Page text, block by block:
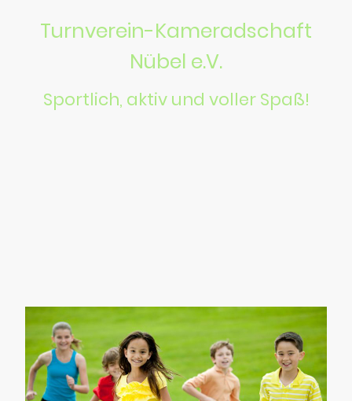
Turnverein-Kameradschaft
Nübel e.V.
Sportlich, aktiv und voller Spaß!